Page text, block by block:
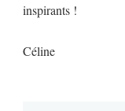
inspirants !
Céline